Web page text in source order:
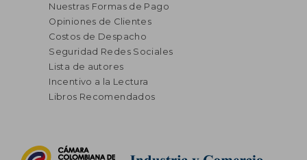
Nuestras Formas de Pago
Opiniones de Clientes
Costos de Despacho
Seguridad Redes Sociales
Lista de autores
Incentivo a la Lectura
Libros Recomendados